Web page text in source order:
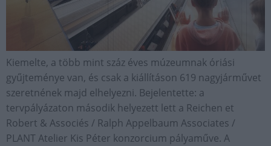
Kiemelte, a több mint száz éves múzeumnak óriási
gyűjteménye van, és csak a kiállításon 619 nagyjárművet
szeretnének majd elhelyezni. Bejelentette: a
tervpályázaton második helyezett lett a Reichen et
Robert & Associés / Ralph Appelbaum Associates /
PLANT Atelier Kis Péter konzorcium pályaműve. A